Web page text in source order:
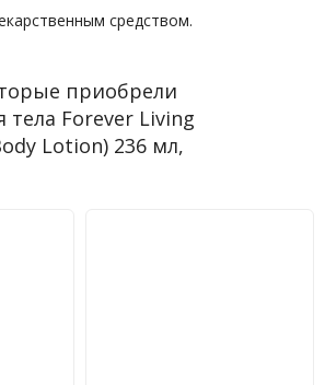
средством.
приобрели
тела Forever Living
Lotion) 236 мл,